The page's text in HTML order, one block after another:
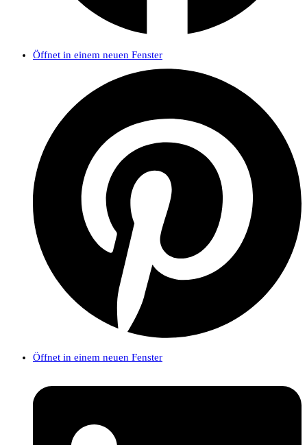
Öffnet in einem neuen Fenster
Öffnet in einem neuen Fenster